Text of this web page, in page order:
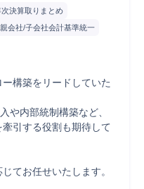
次決算取りまとめ
親会社/子会社会計基準統一
構築をリードしていた
や内部統制構築など、
引する役割も期待して
てお任せいたします。